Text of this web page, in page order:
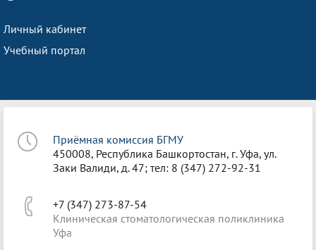
Личный кабинет
Учебный портал
Приёмная комиссия БГМУ
450008, Республика Башкортостан, г. Уфа, ул.
Заки Валиди, д. 47; тел: 8 (347) 272-92-31
+7 (347) 273-87-54
Клиническая стоматологическая поликлиника
Уфа